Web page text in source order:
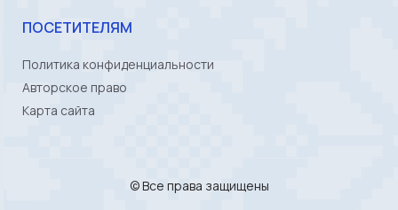
ПОСЕТИТЕЛЯМ
Политика конфиденциальности
Авторское право
Карта сайта
© Все права защищены